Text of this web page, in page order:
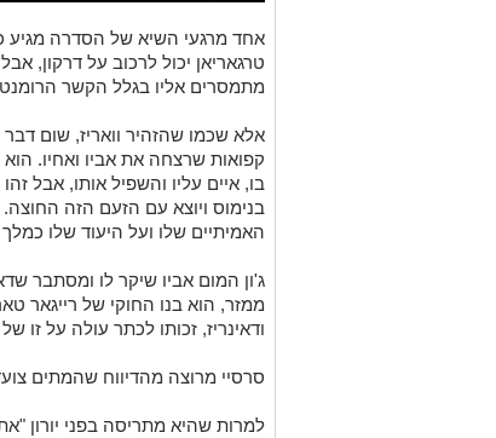
אחד מרגעי השיא של הסדרה מגיע
טרגאריאן יכול לרכוב על דרקון,
מתמסרים אליו בגלל הקשר הרומנטי
אלא שכמו שהזהיר וואריז, שום
קפואות שרצחה את אביו ואחיו.
בו, איים עליו והשפיל אותו, אבל
בנימוס ויוצא עם הזעם הזה
האמיתיים שלו ועל היעוד שלו כמלך של 7
ג'ון המום אביו שיקר לו ומסתבר
ממזר, הוא בנו החוקי של רייגאר
ודאינריז, זכותו לכתר עולה על זו של
סרסיי מרוצה מהדיווח שהמתים
למרות שהיא מתריסה בפני יורון